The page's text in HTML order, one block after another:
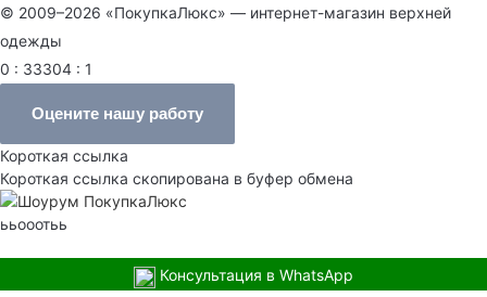
© 2009–2026 «ПокупкаЛюкс» — интернет-магазин верхней
одежды
0 : 33304 : 1
Оцените нашу работу
Короткая ссылка
Короткая ссылка скопирована в буфер обмена
ььооотьь
Консультация в WhatsApp